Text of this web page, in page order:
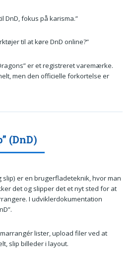
DnD, fokus på karisma.”
til at køre DnD online?”
er et registreret varemærke.
men den officielle forkortelse er
(DnD)
er en brugerfladeteknik, hvor man
det og slipper det et nyt sted for at
I udviklerdokumentation
lister, upload filer ved at
slip billeder i layout.